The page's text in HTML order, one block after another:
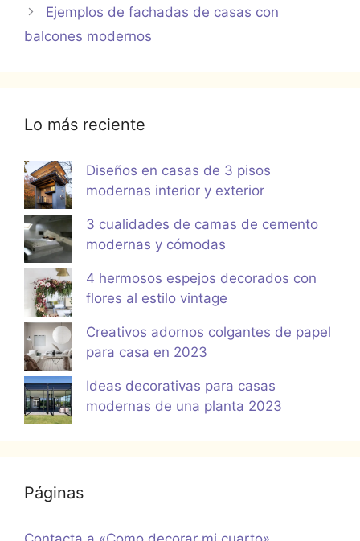
Ejemplos de fachadas de casas con
balcones modernos
Lo más reciente
Diseños en casas de 3 pisos
modernas interior y exterior
3 cualidades de camas de cemento
modernas y cómodas
4 hermosos espejos decorados con
flores al estilo vintage
Creativos adornos colgantes de papel
para casa en 2023
Ideas decorativas para casas
modernas de una planta 2023
Páginas